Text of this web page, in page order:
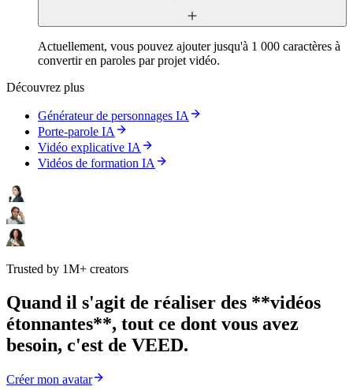
Actuellement, vous pouvez ajouter jusqu'à 1 000 caractères à
convertir en paroles par projet vidéo.
Découvrez plus
Générateur de personnages IA
Porte-parole IA
Vidéo explicative IA
Vidéos de formation IA
Trusted by 1M+ creators
Quand il s'agit de réaliser des **vidéos
étonnantes**, tout ce dont vous avez
besoin, c'est de VEED.
Créer mon avatar